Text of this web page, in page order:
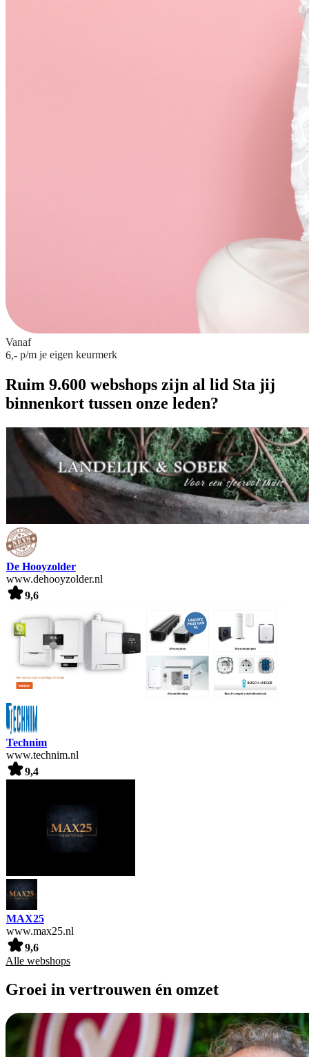
Vanaf
6,- p/m je eigen keurmerk
Ruim 9.600 webshops zijn al lid Sta jij
binnenkort tussen onze leden?
De Hooyzolder
www.dehooyzolder.nl
9,6
Technim
www.technim.nl
9,4
MAX25
www.max25.nl
9,6
Alle webshops
Groei in vertrouwen én omzet